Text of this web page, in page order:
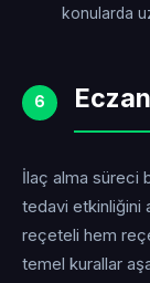
konularda
6
İlaç alma süreci
tedavi etkinliğini
reçeteli hem
temel kurallar